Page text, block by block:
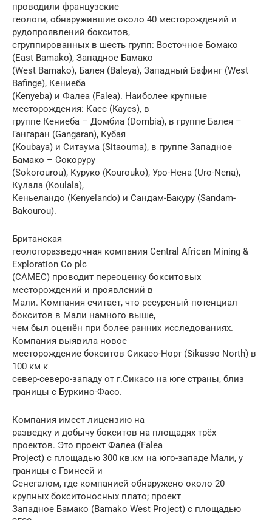
проводили французские
геологи, обнаружившие около 40 месторождений и
рудопроявлений бокситов,
сгруппированных в шесть групп: Восточное Бомако
(East Bamako), Западное Бамако
(West Bamako), Балея (Baleya), Западный Бафинг (West
Bafinge), Кениеба
(Kenyeba) и Фалеа (Falea). Наиболее крупные
месторождения: Каес (Kayes), в
группе Кениеба – Домбиа (Dombia), в группе Балея –
Гангаран (Gangaran), Кубая
(Koubaya) и Ситаума (Sitaouma), в группе Западное
Бамако – Сокоруру
(Sokorourou), Куруко (Kourouko), Уро-Нена (Uro-Nena),
Кулала (Koulala),
Кеньеландо (Kenyelando) и Сандам-Бакуру (Sandam-
Bakourou).
Британская
геологоразведочная компания Central African Mining &
Exploration Co plc
(CAMEC) проводит переоценку бокситовых
месторождений и проявлений в
Мали. Компания считает, что ресурсный потенциал
бокситов в Мали намного выше,
чем был оценён при более ранних исследованиях.
Компания выявила новое
месторождение бокситов Сикасо-Норт (Sikasso North) в
100 км к
север-северо-западу от г.Сикасо на юге страны, близ
границы с Буркино-Фасо.
Компания имеет лицензию на
разведку и добычу бокситов на площадях трёх
проектов. Это проект Фалеа (Falea
Project) с площадью 300 кв.км на юго-западе Мали, у
границы с Гвинеей и
Сенегалом, где компанией обнаружено около 20
крупных бокситоносных плато; проект
Западное Бамако (Bamako West Project) с площадью